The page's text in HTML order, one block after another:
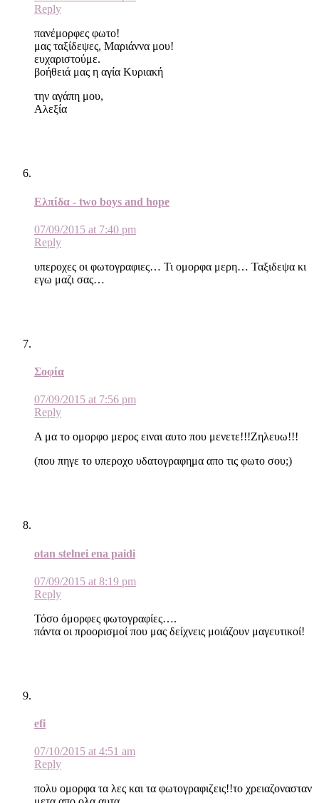
Reply
πανέμορφες φωτο!
μας ταξίδεψες, Μαριάννα μου!
ευχαριστούμε.
βοήθειά μας η αγία Κυριακή
την αγάπη μου,
Αλεξία
Ελπίδα - two boys and hope
07/09/2015 at 7:40 pm
Reply
υπεροχες οι φωτογραφιες… Τι ομορφα μερη… Ταξιδεψα κι
εγω μαζι σας…
Σοφία
07/09/2015 at 7:56 pm
Reply
Α μα το ομορφο μερος ειναι αυτο που μενετε!!!Ζηλευω!!!
(που πηγε το υπεροχο υδατογραφημα απο τις φωτο σου;)
otan stelnei ena paidi
07/09/2015 at 8:19 pm
Reply
Τόσο όμορφες φωτογραφίες….
πάντα οι προορισμοί που μας δείχνεις μοιάζουν μαγευτικοί!
efi
07/10/2015 at 4:51 am
Reply
πολυ ομορφα τα λες και τα φωτογραφιζεις!!το χρειαζονασταν